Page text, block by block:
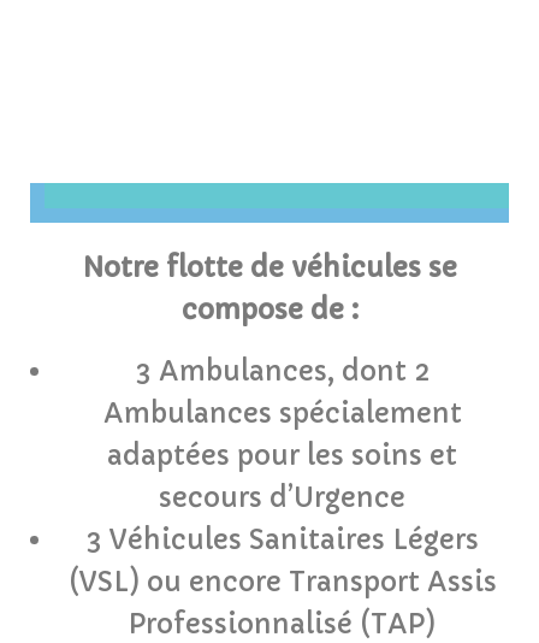
Notre flotte de véhicules se
compose de :
3 Ambulances, dont 2
Ambulances spécialement
adaptées pour les soins et
secours d’Urgence
3 Véhicules Sanitaires Légers
(VSL) ou encore Transport Assis
Professionnalisé (TAP)